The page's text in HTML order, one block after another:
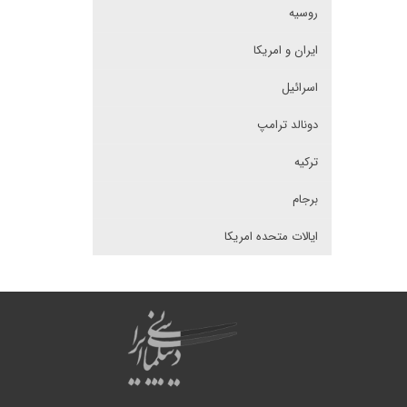
روسیه
ایران و امریکا
اسرائیل
دونالد ترامپ
ترکیه
برجام
ایالات متحده امریکا